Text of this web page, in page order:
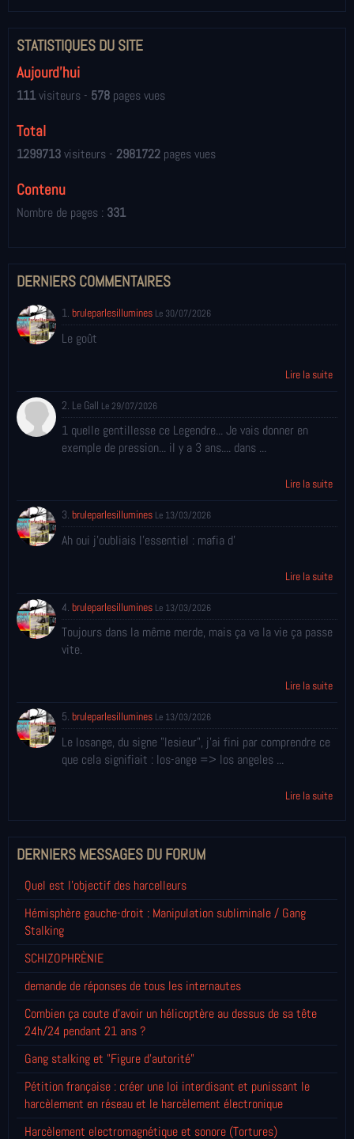
STATISTIQUES DU SITE
Aujourd'hui
111visiteurs - 578 pages vues
Total
1299713visiteurs - 2981722 pages vues
Contenu
Nombre de pages : 331
DERNIERS COMMENTAIRES
1. bruleparlesillumines Le 30/07/2026
Le goût
Lire la suite
2. Le Gall Le 29/07/2026
1 quelle gentillesse ce Legendre... Je vais donner en
exemple de pression... il y a 3 ans.... dans ...
Lire la suite
3. bruleparlesillumines Le 13/03/2026
Ah oui j'oubliais l'essentiel : mafia d'
Lire la suite
4. bruleparlesillumines Le 13/03/2026
Toujours dans la même merde, mais ça va la vie ça passe
vite.
Lire la suite
5. bruleparlesillumines Le 13/03/2026
Le losange, du signe "lesieur", j'ai fini par comprendre ce
que cela signifiait : los-ange => los angeles ...
Lire la suite
DERNIERS MESSAGES DU FORUM
Quel est l'objectif des harcelleurs
Hémisphère gauche-droit : Manipulation subliminale / Gang
Stalking
SCHIZOPHRÈNIE
demande de réponses de tous les internautes
Combien ça coute d'avoir un hélicoptère au dessus de sa tête
24h/24 pendant 21 ans ?
Gang stalking et "Figure d'autorité"
Pétition française : créer une loi interdisant et punissant le
harcèlement en réseau et le harcèlement électronique
Harcèlement electromagnétique et sonore (Tortures)